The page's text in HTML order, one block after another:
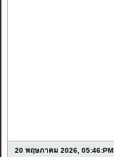
20 พฤษภาคม 2026, 05:46:PM